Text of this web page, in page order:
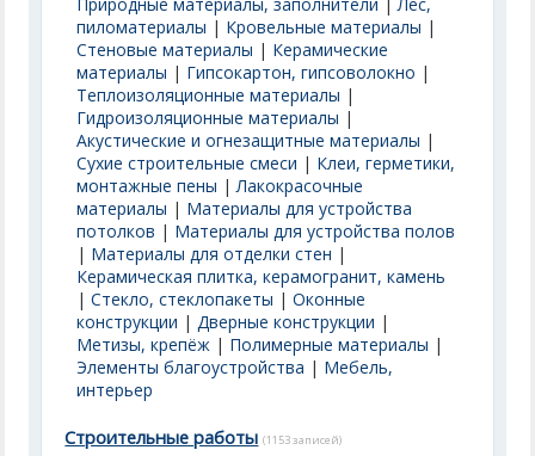
пиломатериалы | Кровельные материалы |
Стеновые материалы | Керамические
материалы | Гипсокартон, гипсоволокно |
Теплоизоляционные материалы |
Гидроизоляционные материалы |
Акустические и огнезащитные материалы |
Сухие строительные смеси | Клеи, герметики,
монтажные пены |Лакокрасочные
материалы | Материалы для устройства
потолков | Материалы для устройства полов
| Материалы для отделки стен |
Керамическая плитка, керамогранит, камень
|Стекло, стеклопакеты |Оконные
конструкции |Дверные конструкции |
Метизы, крепёж | Полимерные материалы |
Элементы благоустройства | Мебель,
интерьер
Строительные работы (1153 записей)